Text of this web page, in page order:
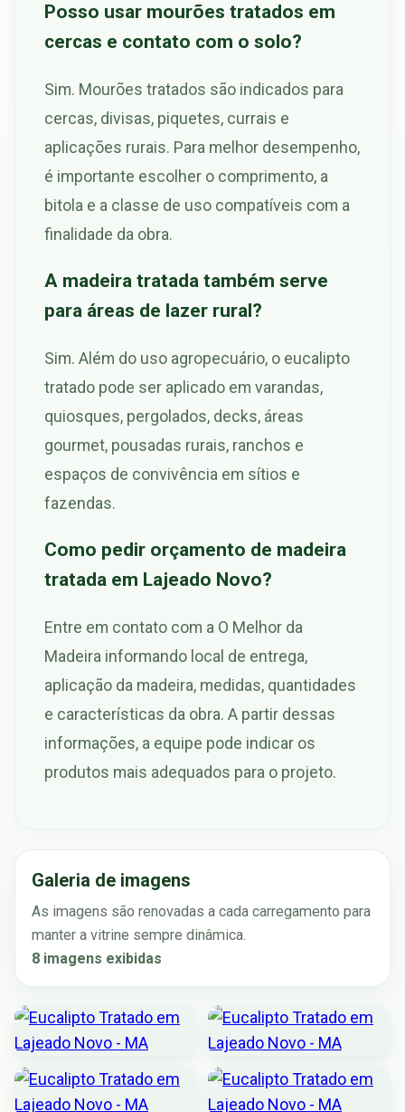
Posso usar mourões tratados em
cercas e contato com o solo?
Sim. Mourões tratados são indicados para
cercas, divisas, piquetes, currais e
aplicações rurais. Para melhor desempenho,
é importante escolher o comprimento, a
bitola e a classe de uso compatíveis com a
finalidade da obra.
A madeira tratada também serve
para áreas de lazer rural?
Sim. Além do uso agropecuário, o eucalipto
tratado pode ser aplicado em varandas,
quiosques, pergolados, decks, áreas
gourmet, pousadas rurais, ranchos e
espaços de convivência em sítios e
fazendas.
Como pedir orçamento de madeira
tratada em Lajeado Novo?
Entre em contato com a O Melhor da
Madeira informando local de entrega,
aplicação da madeira, medidas, quantidades
e características da obra. A partir dessas
informações, a equipe pode indicar os
produtos mais adequados para o projeto.
Galeria de imagens
As imagens são renovadas a cada carregamento para
manter a vitrine sempre dinâmica.
8 imagens exibidas